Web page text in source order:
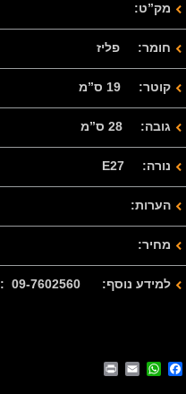
מק”ט:
חומר: פליז
קוטר: 19 ס”מ
גובה: 28 ס”מ
נורה: E27
הערות:
מחיר:
למידע נוסף: 09-7602560 : 077-2122280
Facebook
WhatsApp
Email